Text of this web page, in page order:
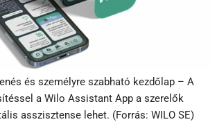
és személyre szabható kezdőlap – A
a Wilo Assistant App a szerelők
asszisztense lehet. (Forrás: WILO SE)